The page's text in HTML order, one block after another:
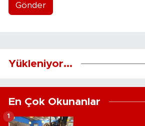
Gönder
Yükleniyor...
En Çok Okunanlar
1